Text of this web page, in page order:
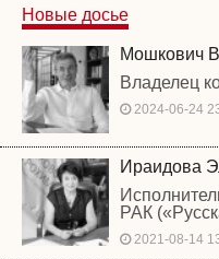
Новые досье
Мошкович
Владелец
2024-06-24
Ираидова
РАК
2021-08-14